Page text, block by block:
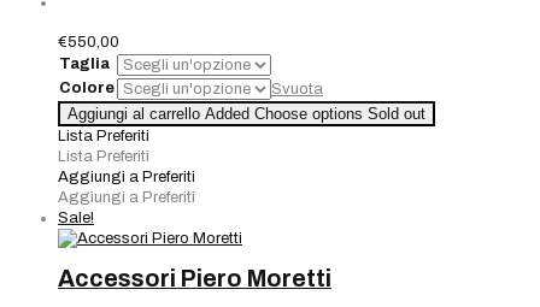
quantità
€550,00
Taglia
Colore
Svuota
Quantità
Aggiungi al carrello Added Choose options Sold out
Lista Preferiti
Lista Preferiti
Aggiungi a Preferiti
Aggiungi a Preferiti
Sale!
Accessori Piero Moretti